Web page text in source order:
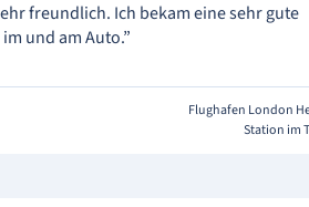
freundlich. Ich bekam eine sehr gute
und am Auto.”
Flughafen London
Station im